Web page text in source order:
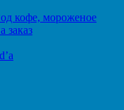
кофе, мороженое
заказ